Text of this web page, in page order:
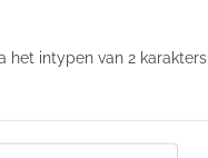
het intypen van 2 karakters